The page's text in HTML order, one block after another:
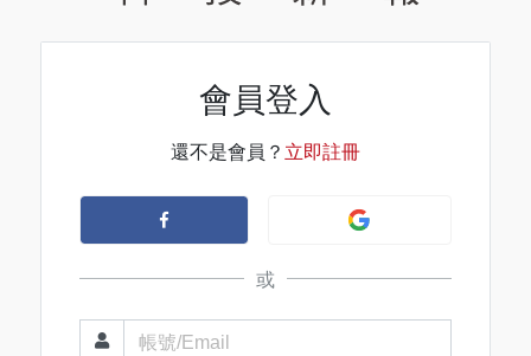
會員登入
還不是會員？ 立即註冊
或
帳號/Email